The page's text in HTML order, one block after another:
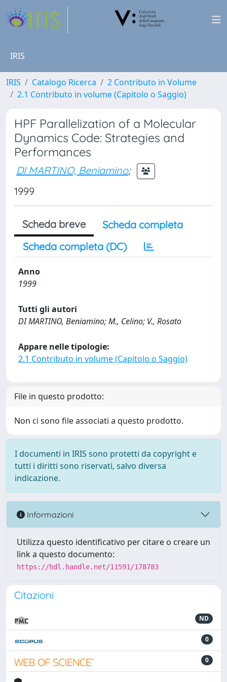
IRIS
IRIS Catalogo Ricerca
2 Contributo in Volume
2.1 Contributo in volume (Capitolo o Saggio)
HPF Parallelization of a Molecular
Dynamics Code: Strategies and
Performances
DI MARTINO, Beniamino;
1999
Scheda breve
Scheda completa
Scheda completa (DC)
Anno
1999
Tutti gli autori
DI MARTINO, Beniamino; M., Celino; V., Rosato
Appare nelle tipologie:
2.1 Contributo in volume (Capitolo o Saggio)
File in questo prodotto:
Non ci sono file associati a questo prodotto.
I documenti in IRIS sono protetti da copyright e
tutti i diritti sono riservati, salvo diversa
indicazione.
Informazioni
Utilizza questo identificativo per citare o creare un
link a questo documento:
https://hdl.handle.net/11591/178783
Citazioni
ND
0
0